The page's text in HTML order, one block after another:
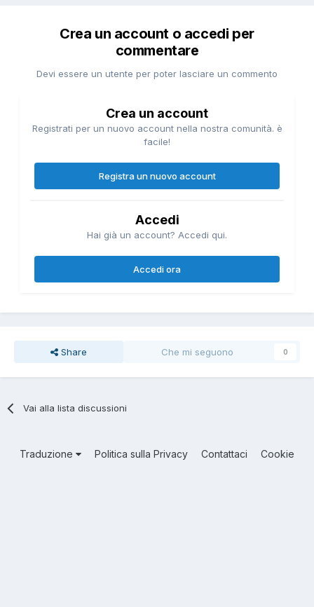
Crea un account o accedi per
commentare
Devi essere un utente per poter lasciare un commento
Crea un account
Registrati per un nuovo account nella nostra comunità. è
facile!
Registra un nuovo account
Accedi
Hai già un account? Accedi qui.
Accedi ora
Share Che mi seguono 0
Vai alla lista discussioni
Traduzione Politica sulla Privacy Contattaci Cookie